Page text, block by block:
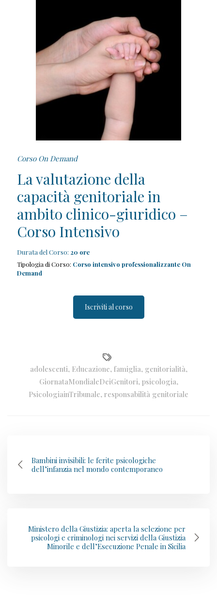
Corso On Demand
La valutazione della
capacità genitoriale in
ambito clinico-giuridico –
Corso Intensivo
Durata del Corso: 20 ore
Tipologia di Corso: Corso intensivo professionalizzante On
Demand
Iscriviti al corso
adolescenti, Educazione, famiglia, genitorialità,
GiornataMondialeDeiGenitori, psicologia,
PsicologiainTribunale, responsabilità genitoriale
Bambini invisibili: le ferite psicologiche
dell’infanzia nel mondo contemporaneo
Ministero della Giustizia: aperta la selezione per
psicologi e criminologi nei servizi della Giustizia
Minorile e dell’Esecuzione Penale in Sicilia